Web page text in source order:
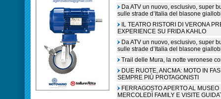
Da ATV un nuovo, esclusivo, super
sulle strade d’Italia del blasone
IL TEATRO RISTORI DI VERONA
EXPERIENCE SU FRIDA KAHLO
Da ATV un nuovo, esclusivo, super
sulle strade d’Italia del blasone
Trail delle Mura, la notte veronese
DUE RUOTE, ANCMA: MOTO IN
SEMPRE PIÙ PROTAGONISTI
FERRAGOSTO APERTO AL
MERCOLEDÌ FAMILY E VISITE